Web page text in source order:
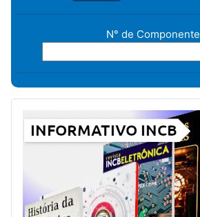
N° de Componente